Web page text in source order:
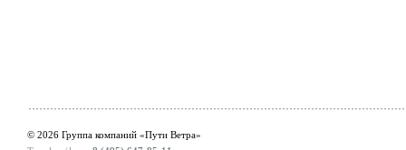
© 2026 Группа компаний «Пути Ветра»